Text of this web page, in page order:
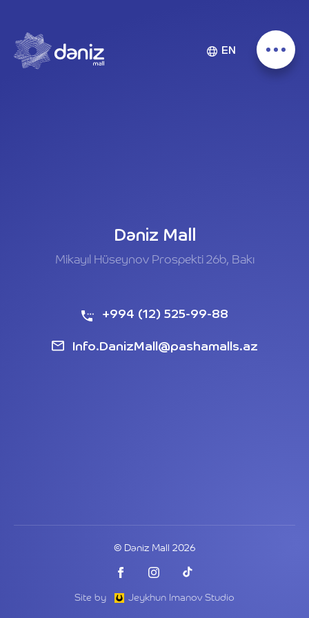
EN
Dəniz Mall
Mikayıl Hüseynov Prospekti 26b, Bakı
+994 (12) 525-99-88
Info.DanizMall@pashamalls.az
© Dəniz Mall 2026
Site by Jeykhun Imanov Studio